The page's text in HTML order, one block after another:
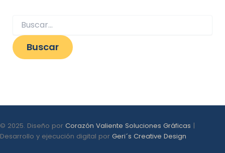
© 2025. Diseño por Corazón Valiente Soluciones Gráficas |
Desarrollo y ejecución digital por Geri´s Creative Design